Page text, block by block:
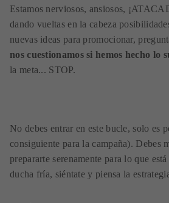
Estamos nerviosos, ansiosos,
dando vueltas en la cabeza
nuevas ideas para promocionar,
nos cuestionamos si hemos hecho lo
la meta... STOP.
No debes entrar en este bucle, solo es
consiguiente para la campaña). Debes
prepararte serenamente para lo que
ducha fría, siéntate y piensa la